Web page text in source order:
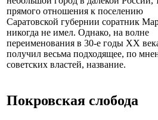
прямого отношения к поселению
Саратовской губернии соратник
никогда не имел. Однако, на волне
переименования в 30-е годы XX
получил весьма подходящее, по
советских властей, название.
Покровская слобода